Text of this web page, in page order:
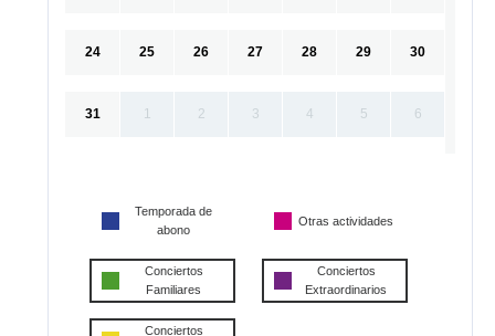
24 25 26 27 28 29 30
31 1 2 3 4 5 6
Temporada de
abono
Otras actividades
Conciertos
Familiares
Conciertos
Extraordinarios
Conciertos